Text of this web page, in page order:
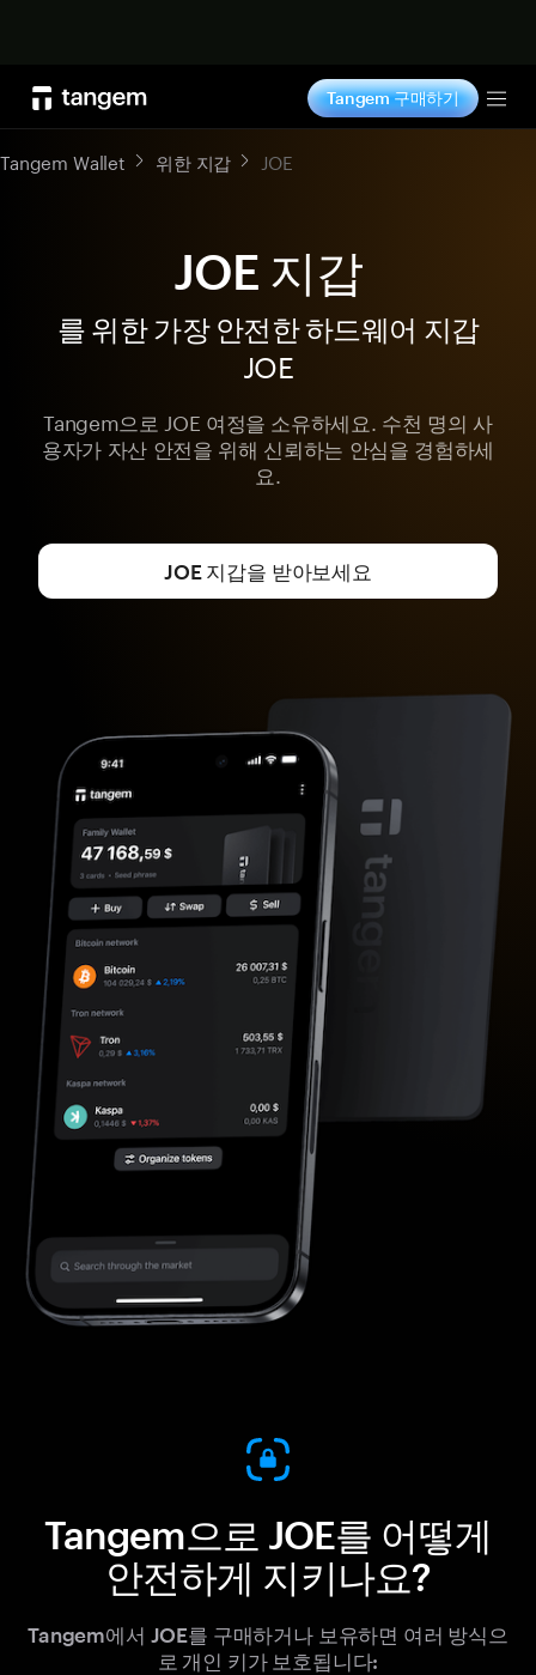
Tangem 구매하기
Tangem Wallet 위한 지갑 JOE
JOE 지갑
를 위한 가장 안전한 하드웨어 지갑
JOE
Tangem으로 JOE 여정을 소유하세요. 수천 명의 사
용자가 자산 안전을 위해 신뢰하는 안심을 경험하세
요.
JOE 지갑을 받아보세요
Tangem으로 JOE를 어떻게
안전하게 지키나요?
Tangem에서 JOE를 구매하거나 보유하면 여러 방식으
로 개인 키가 보호됩니다: